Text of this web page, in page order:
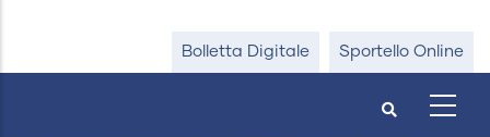
Bolletta Digitale Sportello Online